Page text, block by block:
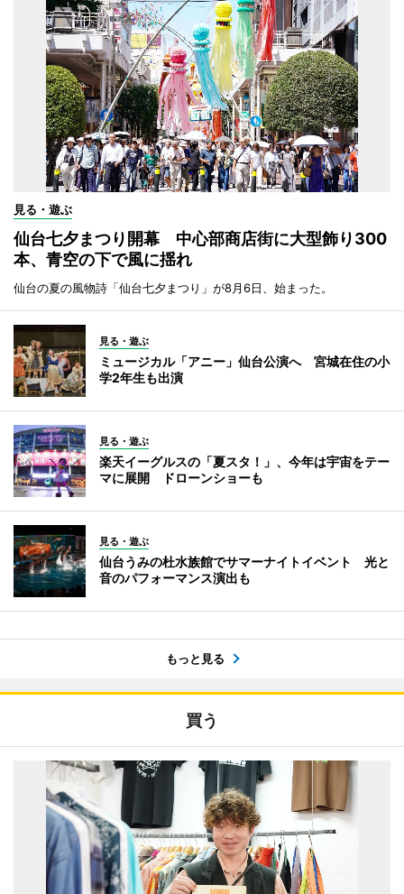
見る・遊ぶ
仙台七夕まつり開幕 中心部商店街に大型飾り300
本、青空の下で風に揺れ
仙台の夏の風物詩「仙台七夕まつり」が8月6日、始まった。
見る・遊ぶ
ミュージカル「アニー」仙台公演へ 宮城在住の小
学2年生も出演
見る・遊ぶ
楽天イーグルスの「夏スタ！」、今年は宇宙をテー
マに展開 ドローンショーも
見る・遊ぶ
仙台うみの杜水族館でサマーナイトイベント 光と
音のパフォーマンス演出も
もっと見る
買う